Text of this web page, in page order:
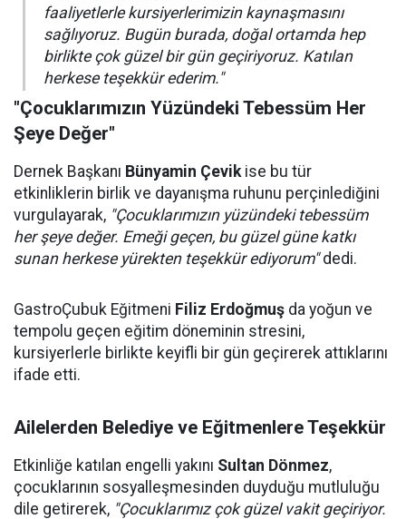
faaliyetlerle kursiyerlerimizin kaynaşmasını
sağlıyoruz. Bugün burada, doğal ortamda hep
birlikte çok güzel bir gün geçiriyoruz. Katılan
herkese teşekkür ederim."
"Çocuklarımızın Yüzündeki Tebessüm Her
Şeye Değer"
Dernek Başkanı Bünyamin Çevikise bu tür
etkinliklerin birlik ve dayanışma ruhunu perçinlediğini
vurgulayarak, "Çocuklarımızın yüzündeki tebessüm
her şeye değer. Emeği geçen, bu güzel güne katkı
sunan herkese yürekten teşekkür ediyorum"dedi.
GastroÇubuk Eğitmeni Filiz Erdoğmuş da yoğun ve
tempolu geçen eğitim döneminin stresini,
kursiyerlerle birlikte keyifli bir gün geçirerek attıklarını
ifade etti.
Ailelerden Belediye ve Eğitmenlere Teşekkür
Etkinliğe katılan engelli yakını Sultan Dönmez,
çocuklarının sosyalleşmesinden duyduğu mutluluğu
dile getirerek, "Çocuklarımız çok güzel vakit geçiriyor.